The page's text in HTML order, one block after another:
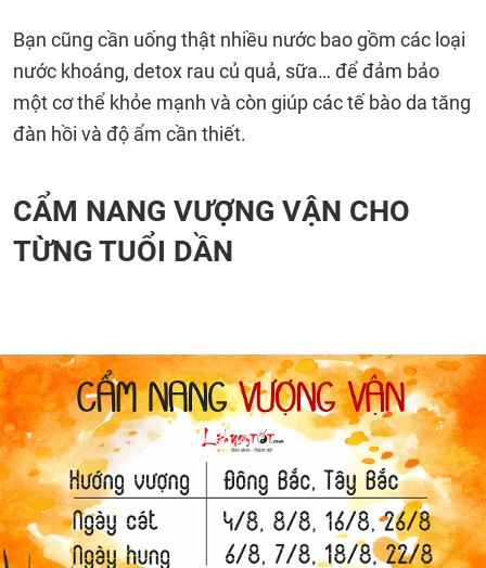
Bạn cũng cần uống thật nhiều nước bao gồm các loại
nước khoáng, detox rau củ quả, sữa… để đảm bảo
một cơ thể khỏe mạnh và còn giúp các tế bào da tăng
đàn hồi và độ ẩm cần thiết.
CẨM NANG VƯỢNG VẬN CHO
TỪNG TUỔI DẦN